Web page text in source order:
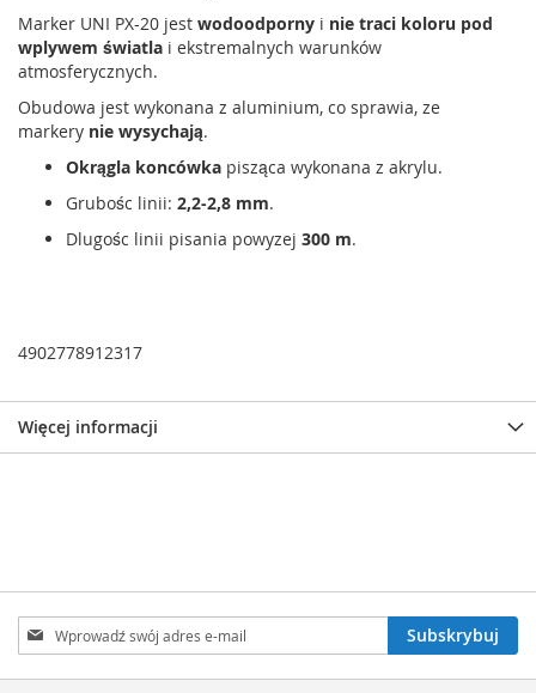
Marker UNI PX-20 jest wodoodporny i nie traci koloru pod
wplywem światla i ekstremalnych warunków
atmosferycznych.
Obudowa jest wykonana z aluminium, co sprawia, ze
markery nie wysychają.
Okrągla koncówka pisząca wykonana z akrylu.
Grubośc linii: 2,2-2,8 mm.
Dlugośc linii pisania powyzej 300 m.
4902778912317
Więcej informacji
Subskrybuj
nasz
newsletter:
Subskrybuj